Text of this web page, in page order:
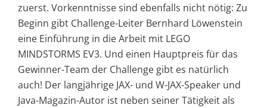
zuerst. Vorkenntnisse sind ebenfalls nicht nötig: Zu
Beginn gibt Challenge-Leiter Bernhard Löwenstein
eine Einführung in die Arbeit mit LEGO
MINDSTORMS EV3. Und einen Hauptpreis für das
Gewinner-Team der Challenge gibt es natürlich
auch! Der langjährige JAX- und W-JAX-Speaker und
Java-Magazin-Autor ist neben seiner Tätigkeit als